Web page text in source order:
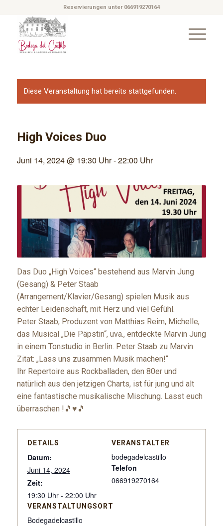
Reservierungen unter 066919270164
Diese Veranstaltung hat bereits stattgefunden.
High Voices Duo
Juni 14, 2024 @ 19:30 Uhr-22:00 Uhr
Das Duo „High Voices“ bestehend aus Marvin Jung
(Gesang) & Peter Staab
(Arrangement/Klavier/Gesang) spielen Musik aus
echter Leidenschaft, mit Herz und viel Gefühl.
Peter Staab, Produzent von Matthias Reim, Michelle,
das Musical „Die Päpstin“, uva., entdeckte Marvin Jung
in einem Tonstudio in Berlin. Peter Staab zu Marvin
Zitat: „Lass uns zusammen Musik machen!“
Ihr Repertoire aus Rockballaden, den 80er und
natürlich aus den jetzigen Charts, ist für jung und alt
eine fantastische musikalische Mischung. Lasst euch
überraschen !🎵♥🎵
DETAILS
Datum:
Juni 14, 2024
Zeit:
19:30 Uhr - 22:00 Uhr
VERANSTALTUNGSORT
Bodegadelcastillo
VERANSTALTER
bodegadelcastillo
Telefon
066919270164